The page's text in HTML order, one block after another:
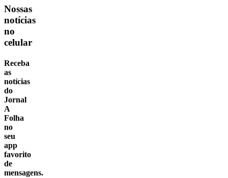
Nossas
notícias
no
celular
Receba
as
notícias
do
Jornal
A
Folha
no
seu
app
favorito
de
mensagens.